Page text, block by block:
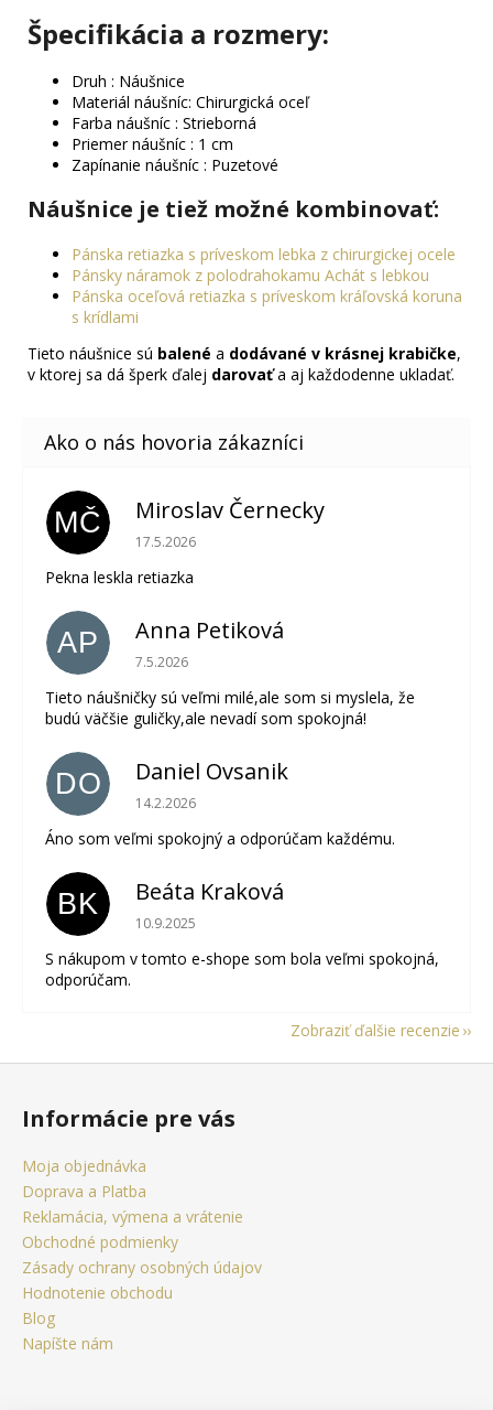
Špecifikácia a rozmery:
Druh : Náušnice
Materiál náušníc: Chirurgická oceľ
Farba náušníc : Strieborná
Priemer náušníc : 1 cm
Zapínanie náušníc : Puzetové
Náušnice je tiež možné kombinovať:
Pánska retiazka s príveskom lebka z chirurgickej ocele
Pánsky náramok z polodrahokamu Achát s lebkou
Pánska oceľová retiazka s príveskom kráľovská koruna
s krídlami
Tieto náušnice sú balené a dodávané v krásnej krabičke,
v ktorej sa dá šperk ďalej darovaťa aj každodenne ukladať.
MČ Miroslav Černecky
Hodnotenie obchodu je 5 z 5 hviezdičiek.
17.5.2026
Pekna leskla retiazka
AP Anna Petiková
Hodnotenie obchodu je 5 z 5 hviezdičiek.
7.5.2026
Tieto náušničky sú veľmi milé,ale som si myslela, že
budú väčšie guličky,ale nevadí som spokojná!
DO Daniel Ovsanik
Hodnotenie obchodu je 5 z 5 hviezdičiek.
14.2.2026
Áno som veľmi spokojný a odporúčam každému.
BK Beáta Kraková
Hodnotenie obchodu je 5 z 5 hviezdičiek.
10.9.2025
S nákupom v tomto e-shope som bola veľmi spokojná,
odporúčam.
Zobraziť ďalšie recenzie
Informácie pre vás
Moja objednávka
Doprava a Platba
Reklamácia, výmena a vrátenie
Obchodné podmienky
Zásady ochrany osobných údajov
Hodnotenie obchodu
Blog
Napíšte nám